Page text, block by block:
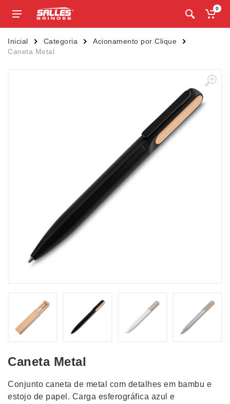
0
Inicial Categoria
Acionamento por Clique
Caneta Metal
Caneta Metal
Conjunto caneta de metal com detalhes em bambu e
estojo de papel. Carga esferográfica azul e